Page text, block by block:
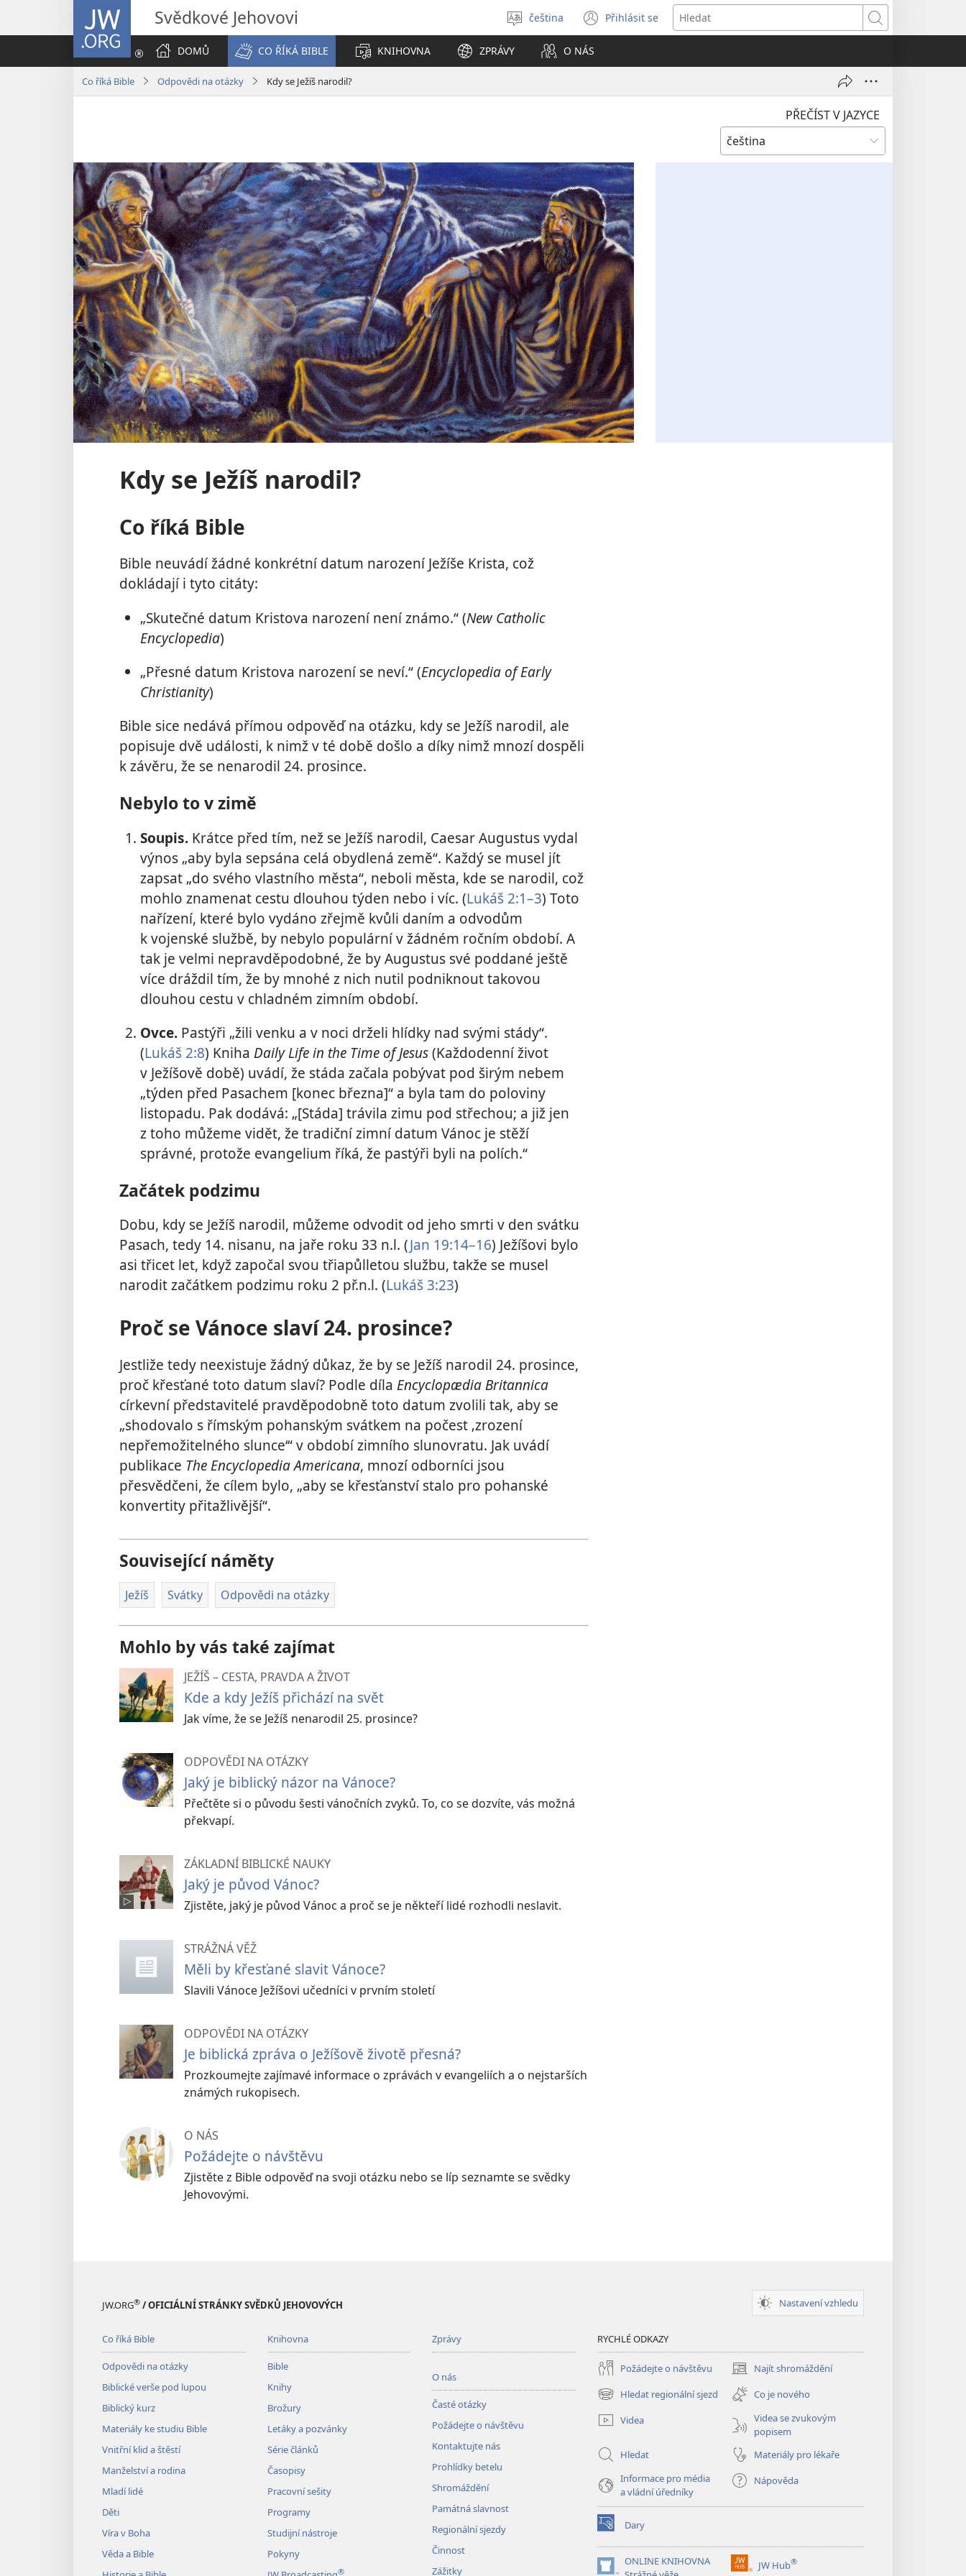
JW.ORG Svědkové Jehovovi
Vybrat
jazyk
čeština Přihlásit se
(otevřeno
nové
Hledat
DOMŮ
CO ŘÍKÁ BIBLE KNIHOVNA ZPRÁVY O NÁS
Co říká Bible Odpovědi na otázky Kdy se Ježíš narodil?
PŘEČÍST V JAZYCE
Kdy se Ježíš narodil?
Co říká Bible
Bible neuvádí žádné konkrétní datum narození Ježíše Krista, což
dokládají i tyto citáty:
„Skutečné datum Kristova narození není známo.“ (New Catholic
Encyclopedia)
„Přesné datum Kristova narození se neví.“ (Encyclopedia of Early
Christianity)
Bible sice nedává přímou odpověď na otázku, kdy se Ježíš narodil, ale
popisuje dvě události, k nimž v té době došlo a díky nimž mnozí dospěli
k závěru, že se nenarodil 24. prosince.
Nebylo to v zimě
Soupis.Krátce před tím, než se Ježíš narodil, Caesar Augustus vydal
výnos „aby byla sepsána celá obydlená země“. Každý se musel jít
zapsat „do svého vlastního města“, neboli města, kde se narodil, což
mohlo znamenat cestu dlouhou týden nebo i víc. (Lukáš 2:1–3) Toto
nařízení, které bylo vydáno zřejmě kvůli daním a odvodům
k vojenské službě, by nebylo populární v žádném ročním období. A
tak je velmi nepravděpodobné, že by Augustus své poddané ještě
více dráždil tím, že by mnohé z nich nutil podniknout takovou
dlouhou cestu v chladném zimním období.
Ovce.Pastýři „žili venku a v noci drželi hlídky nad svými stády“.
(Lukáš 2:8) Kniha Daily Life in the Time of Jesus(Každodenní život
v Ježíšově době) uvádí, že stáda začala pobývat pod širým nebem
„týden před Pasachem [konec března]“ a byla tam do poloviny
listopadu. Pak dodává: „[Stáda] trávila zimu pod střechou; a již jen
z toho můžeme vidět, že tradiční zimní datum Vánoc je stěží
správné, protože evangelium říká, že pastýři byli na polích.“
Začátek podzimu
Dobu, kdy se Ježíš narodil, můžeme odvodit od jeho smrti v den svátku
Pasach, tedy 14. nisanu, na jaře roku 33 n.l. (Jan 19:14–16) Ježíšovi bylo
asi třicet let, když započal svou třiapůlletou službu, takže se musel
narodit začátkem podzimu roku 2 př.n.l. (Lukáš 3:23)
Proč se Vánoce slaví 24. prosince?
Jestliže tedy neexistuje žádný důkaz, že by se Ježíš narodil 24. prosince,
proč křesťané toto datum slaví? Podle díla Encyclopædia Britannica
církevní představitelé pravděpodobně toto datum zvolili tak, aby se
„shodovalo s římským pohanským svátkem na počest ‚zrození
nepřemožitelného slunce‘“ v období zimního slunovratu. Jak uvádí
publikace The Encyclopedia Americana, mnozí odborníci jsou
přesvědčeni, že cílem bylo, „aby se křesťanství stalo pro pohanské
konvertity přitažlivější“.
Související náměty
Ježíš Svátky Odpovědi na otázky
Mohlo by vás také zajímat
JEŽÍŠ – CESTA, PRAVDA A ŽIVOT
Kde a kdy Ježíš přichází na svět
Jak víme, že se Ježíš nenarodil 25. prosince?
ODPOVĚDI NA OTÁZKY
Jaký je biblický názor na Vánoce?
Přečtěte si o původu šesti vánočních zvyků. To, co se dozvíte, vás možná
překvapí.
ZÁKLADNÍ BIBLICKÉ NAUKY
Jaký je původ Vánoc?
Zjistěte, jaký je původ Vánoc a proč se je někteří lidé rozhodli neslavit.
STRÁŽNÁ VĚŽ
Měli by křesťané slavit Vánoce?
Slavili Vánoce Ježíšovi učedníci v prvním století
ODPOVĚDI NA OTÁZKY
Je biblická zpráva o Ježíšově životě přesná?
Prozkoumejte zajímavé informace o zprávách v evangeliích a o nejstarších
známých rukopisech.
O NÁS
Požádejte o návštěvu
Zjistěte z Bible odpověď na svoji otázku nebo se líp seznamte se svědky
Jehovovými.
JW.ORG® / OFICIÁLNÍ STRÁNKY SVĚDKŮ JEHOVOVÝCH Nastavení vzhledu
Co říká Bible
Odpovědi na otázky
Biblické verše pod lupou
Biblický kurz
Materiály ke studiu Bible
Vnitřní klid a štěstí
Manželství a rodina
Mladí lidé
Děti
Víra v Boha
Věda a Bible
Knihovna
Bible
Knihy
Brožury
Letáky a pozvánky
Série článků
Časopisy
Pracovní sešity
Programy
Studijní nástroje
Pokyny
®
Zprávy
O nás
Časté otázky
Požádejte o návštěvu
Kontaktujte nás
Prohlídky betelu
Shromáždění
Památná slavnost
Regionální sjezdy
Činnost
Zážitky
RYCHLÉ ODKAZY
Požádejte o návštěvu Najít shromáždění
(otevřeno
nové
okno)
Hledat regionální sjezd
(otevřeno
nové
okno)
Co je nového
Videa
Videa se zvukovým
popisem
Hledat
Materiály pro lékaře
Informace pro média
a vládní úředníky
Nápověda
Dary
(otevřeno
nové
okno)
ONLINE KNIHOVNA
JW Hub®
(otevřeno